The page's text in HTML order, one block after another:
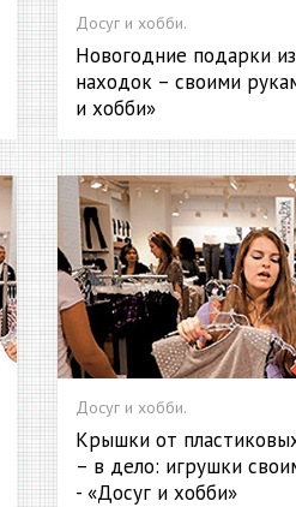
Досуг и хобби.
Новогодние подарки
находок – своими
и хобби»
Досуг и хобби.
Крышки от
– в дело: игрушки
- «Досуг и хобби»